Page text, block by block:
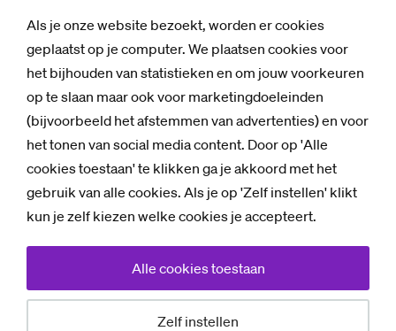
Als je onze website bezoekt, worden er cookies
geplaatst op je computer. We plaatsen cookies voor
het bijhouden van statistieken en om jouw voorkeuren
op te slaan maar ook voor marketingdoeleinden
(bijvoorbeeld het afstemmen van advertenties) en voor
het tonen van social media content. Door op 'Alle
cookies toestaan' te klikken ga je akkoord met het
gebruik van alle cookies. Als je op 'Zelf instellen' klikt
kun je zelf kiezen welke cookies je accepteert.
Zelf instellen
Alle cookies toestaan